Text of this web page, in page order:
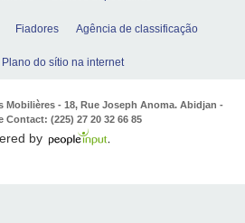
Fiadores Agência de classificação
Plano do sítio na internet
Mobilières - 18, Rue Joseph Anoma. Abidjan -
Contact: (225) 27 20 32 66 85
by